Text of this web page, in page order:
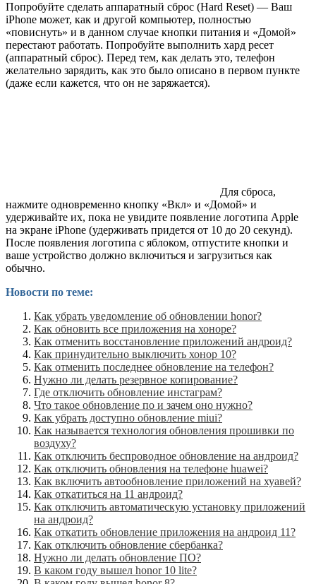
Попробуйте сделать аппаратный сброс (Hard Reset) — Ваш
iPhone может, как и другой компьютер, полностью
«повиснуть» и в данном случае кнопки питания и «Домой»
перестают работать. Попробуйте выполнить хард ресет
(аппаратный сброс). Перед тем, как делать это, телефон
желательно зарядить, как это было описано в первом пункте
(даже если кажется, что он не заряжается).
Для сброса,
нажмите одновременно кнопку «Вкл» и «Домой» и
удерживайте их, пока не увидите появление логотипа Apple
на экране iPhone (удерживать придется от 10 до 20 секунд).
После появления логотипа с яблоком, отпустите кнопки и
ваше устройство должно включиться и загрузиться как
обычно.
Новости по теме:
Как убрать уведомление об обновлении honor?
Как обновить все приложения на хоноре?
Как отменить восстановление приложений андроид?
Как принудительно выключить хонор 10?
Как отменить последнее обновление на телефон?
Нужно ли делать резервное копирование?
Где отключить обновление инстаграм?
Что такое обновление по и зачем оно нужно?
Как убрать доступно обновление miui?
Как называется технология обновления прошивки по
воздуху?
Как отключить беспроводное обновление на андроид?
Как отключить обновления на телефоне huawei?
Как включить автообновление приложений на хуавей?
Как откатиться на 11 андроид?
Как отключить автоматическую установку приложений
на андроид?
Как откатить обновление приложения на андроид 11?
Как отключить обновление сбербанка?
Нужно ли делать обновление ПО?
В каком году вышел honor 10 lite?